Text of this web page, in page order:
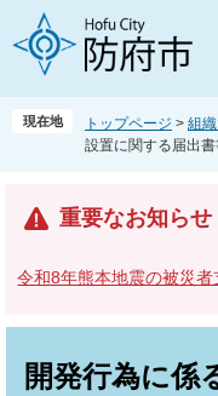
現在地 トップページ > 組
設置に関する届出
重要なお知らせ
令和8年熊本地震の被災
開発行為に係